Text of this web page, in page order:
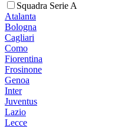
Squadra Serie A
Atalanta
Bologna
Cagliari
Como
Fiorentina
Frosinone
Genoa
Inter
Juventus
Lazio
Lecce